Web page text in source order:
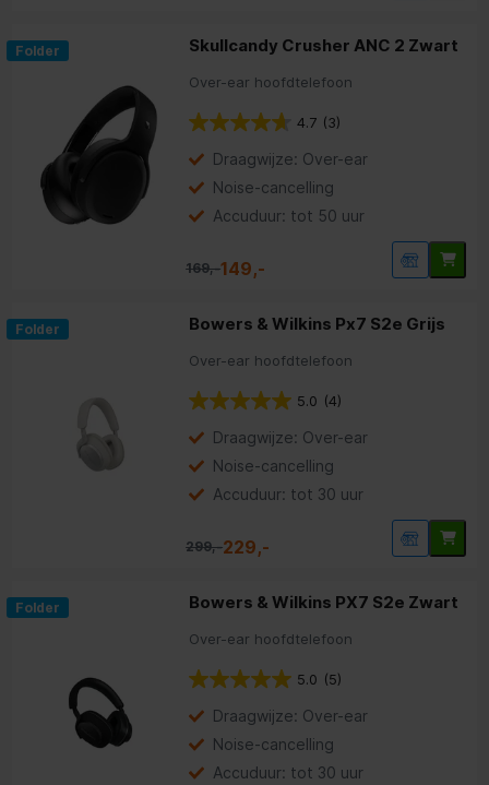
Folder Skullcandy Crusher ANC 2 Zwart
Over-ear hoofdtelefoon
4.7 (3)
Draagwijze: Over-ear
Noise-cancelling
Accuduur: tot 50 uur
169,-149,-
Folder Bowers & Wilkins Px7 S2e Grijs
Over-ear hoofdtelefoon
5.0 (4)
Draagwijze: Over-ear
Noise-cancelling
Accuduur: tot 30 uur
299,-229,-
Folder Bowers & Wilkins PX7 S2e Zwart
Over-ear hoofdtelefoon
5.0 (5)
Draagwijze: Over-ear
Noise-cancelling
Accuduur: tot 30 uur